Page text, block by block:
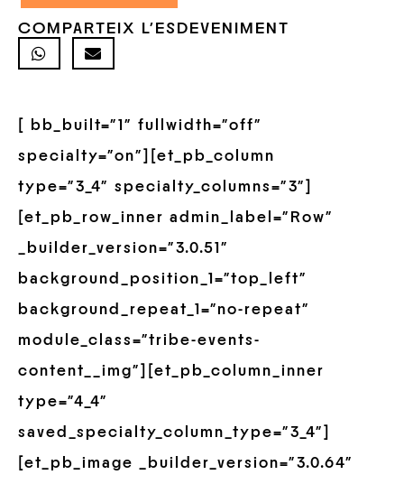
COMPARTEIX L'ESDEVENIMENT
[ bb_built=”1″ fullwidth=”off”
specialty=”on”][et_pb_column
type=”3_4″ specialty_columns=”3″]
[et_pb_row_inner admin_label=”Row”
_builder_version=”3.0.51″
background_position_1=”top_left”
background_repeat_1=”no-repeat”
module_class=”tribe-events-
content__img”][et_pb_column_inner
type=”4_4″
saved_specialty_column_type=”3_4″]
[et_pb_image _builder_version=”3.0.64″